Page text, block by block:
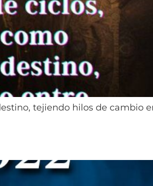
tejiendo hilos de cambio